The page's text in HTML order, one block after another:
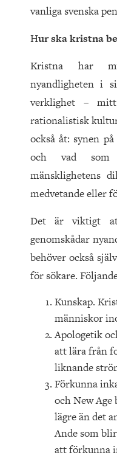
vanliga svenska
Hur ska kristna
Kristna har
nyandligheten i
verklighet –
rationalistisk
också åt: synen
och vad
mänsklighetens
medvetande eller
Det är viktigt
genomskådar
behöver också
för sökare.
Kunskap.
människor
Apologetik
att lära från
liknande
Förkunna
och New
lägre än det
Ande som
att förkunna